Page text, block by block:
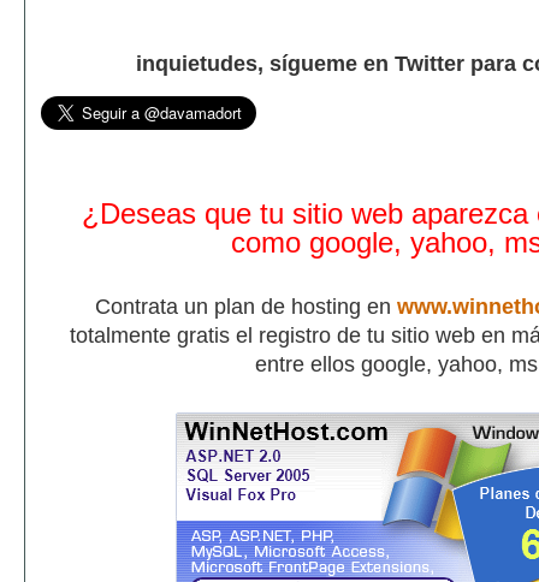
inquietudes, sígueme en Twitter para
¿Deseas que tu sitio web aparezca
como google, yahoo,
Contrata un plan de hosting en
totalmente gratis el registro de tu sitio web en
entre ellos google, yahoo,